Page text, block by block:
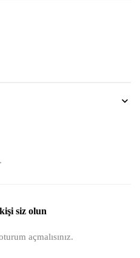
siz olun
açmalısınız.